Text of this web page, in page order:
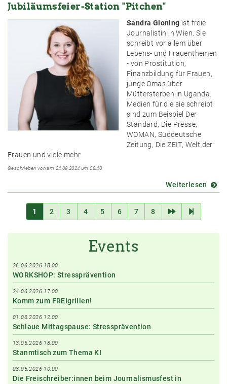
Jubiläumsfeier-Station "Pitchen"
Sandra Gloning ist freie
Journalistin in Wien. Sie
schreibt vor allem über
Lebens- und Frauenthemen
- von Prostitution,
Finanzbildung für Frauen,
junge Omas über
Müttersterben in Uganda.
Medien für die sie schreibt
sind zum Beispiel Der
Standard, Die Presse,
WOMAN, Süddeutsche
Zeitung, Die ZEIT, Welt der
Frauen und viele mehr.
Geschrieben von am 24.09.2024 um 08:40
Weiterlesen über
1 2 3 4 5 6 7 8
Events
26.06.2026 18:00
WORKSHOP: Stressprävention
24.06.2026 17:00
Komm zum FREIgrillen!
01.06.2026 12:00
Schlaue Mittagspause: Stressprävention
13.05.2026 18:00
Stanmtisch zum Thema KI
08.05.2026 10:00
Die Freischreiber:innen beim Journalismusfest in